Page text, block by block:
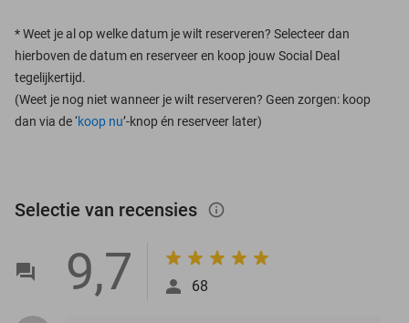
*Weet je al op welke datum je wilt reserveren? Selecteer dan
hierboven de datum en reserveer en koop jouw Social Deal
tegelijkertijd.
(Weet je nog niet wanneer je wilt reserveren? Geen zorgen: koop
dan via de ‘koop nu’-knop én reserveer later)
Selectie van recensies info_outlined
9,7 68